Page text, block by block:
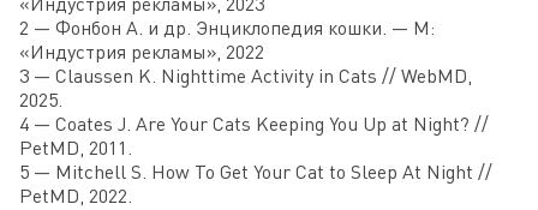
2 — Фонбон А. и др. Энциклопедия кошки. — М:
«Индустрия рекламы», 2022
3 — Claussen K. Nighttime Activity in Cats // WebMD,
2025.
4 — Coates J. Are Your Cats Keeping You Up at Night? //
PetMD, 2011.
5 — Mitchell S. How To Get Your Cat to Sleep At Night //
PetMD, 2022.